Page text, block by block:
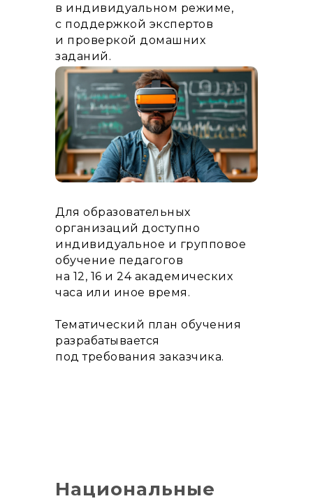
в индивидуальном режиме,
с поддержкой экспертов
и проверкой домашних
заданий.
Для образовательных
организаций доступно
индивидуальное и групповое
обучение педагогов
на 12, 16 и 24 академических
часа или иное время.
Тематический план обучения
разрабатывается
под требования заказчика.
Национальные